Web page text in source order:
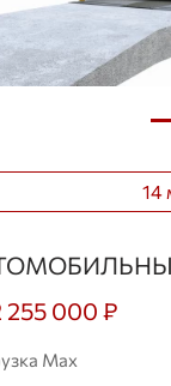
14
255 000 ₽
Max